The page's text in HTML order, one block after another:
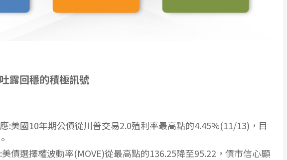
露回穩的積極訊號
:美國10年期公債從川普交易2.0殖利率最高點的4.45%(11/13)，目
債選擇權波動率(MOVE)從最高點的136.25降至95.22，債市信心顯